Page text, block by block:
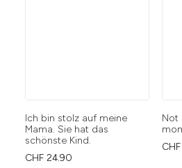
Ich bin stolz auf meine
Mama. Sie hat das
schönste Kind.
CHF 24.90
Not
CHF